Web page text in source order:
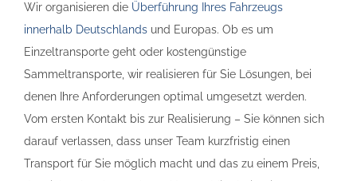
Wir organisieren die Überführung Ihres Fahrzeugs
innerhalb Deutschlands und Europas. Ob es um
Einzeltransporte geht oder kostengünstige
Sammeltransporte, wir realisieren für Sie Lösungen, bei
denen Ihre Anforderungen optimal umgesetzt werden.
Vom ersten Kontakt bis zur Realisierung – Sie können sich
darauf verlassen, dass unser Team kurzfristig einen
Transport für Sie möglich macht und das zu einem Preis,